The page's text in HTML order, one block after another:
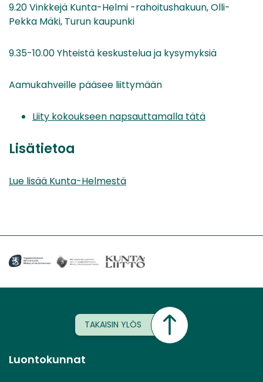
9.20 Vinkkejä Kunta-Helmi -rahoitushakuun, Olli-
Pekka Mäki, Turun kaupunki
9.35-10.00 Yhteistä keskustelua ja kysymyksiä
Aamukahveille pääsee liittymään
Liity kokoukseen napsauttamalla tätä
Lisätietoa
Lue lisää Kunta-Helmestä
TAKAISIN YLÖS
Luontokunnat